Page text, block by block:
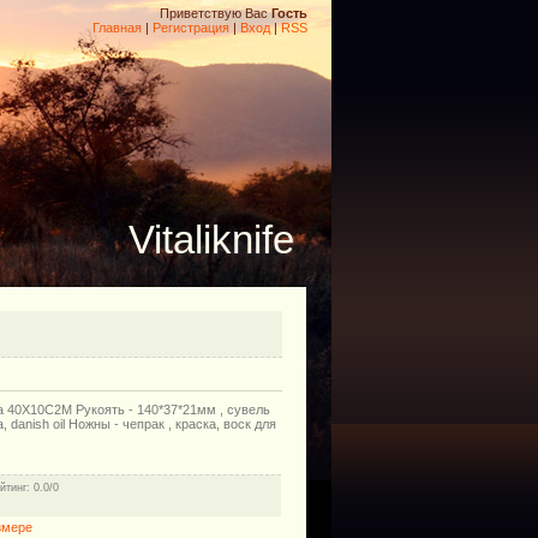
Приветствую Вас Гость
Главная | Регистрация | Вход|RSS
Vitaliknife
40Х10С2М Рукоять - 140*37*21мм , сувель
danish oil Ножны - чепрак , краска, воск для
: 0.0/0